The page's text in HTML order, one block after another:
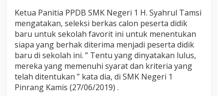
M
K
N
e
g
e
r
i
1
P
Ketua Panitia PPDB SMK Negeri 1 H. Syahrul Tamsi
mengatakan, seleksi berkas calon peserta didik
baru untuk sekolah favorit ini untuk menentukan
siapa yang berhak diterima menjadi peserta didik
baru di sekolah ini. ” Tentu yang dinyatakan lulus,
mereka yang memenuhi syarat dan kriteria yang
telah ditentukan ” kata dia, di SMK Negeri 1
Pinrang Kamis (27/06/2019) .